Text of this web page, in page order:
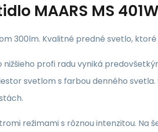
MAARS MS
300lm. Kvalitné predné svetlo, ktoré
nižšieho profi radu vyniká
svetlom s farbou denného svetla.
režimami s rôznou intenzitou. Na